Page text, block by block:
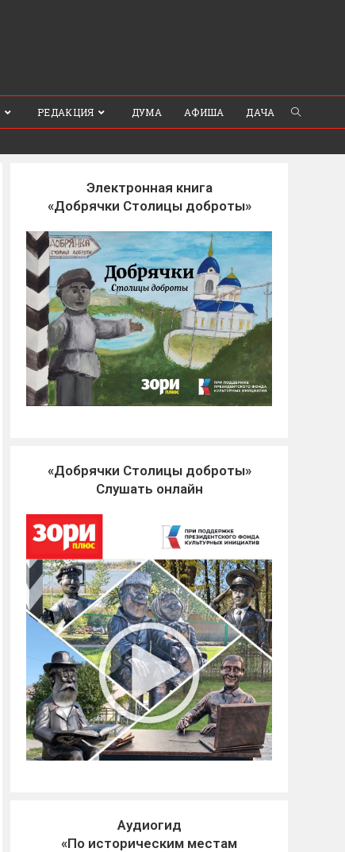
РЕДАКЦИЯ ДУМА АФИША ДАЧА
Электронная книга
«Добрячки Столицы доброты»
«Добрячки Столицы доброты»
Слушать онлайн
Аудиогид
«По историческим местам